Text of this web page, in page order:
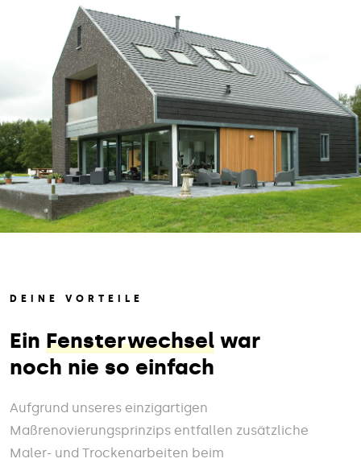
DEINE VORTEILE
Ein Fensterwechsel war
noch nie so einfach
Aufgrund unseres einzigartigen
Maßrenovierungsprinzips entfallen zusätzliche
Maler- und Trockenarbeiten beim